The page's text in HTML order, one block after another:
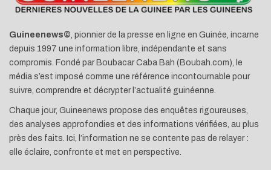
Guineenews©, pionnier de la presse en ligne en Guinée, incarne
depuis 1997 une information libre, indépendante et sans
compromis. Fondé par Boubacar Caba Bah (Boubah.com), le
média s’est imposé comme une référence incontournable pour
suivre, comprendre et décrypter l’actualité guinéenne.
Chaque jour, Guineenews propose des enquêtes rigoureuses,
des analyses approfondies et des informations vérifiées, au plus
près des faits. Ici, l’information ne se contente pas de relayer :
elle éclaire, confronte et met en perspective.